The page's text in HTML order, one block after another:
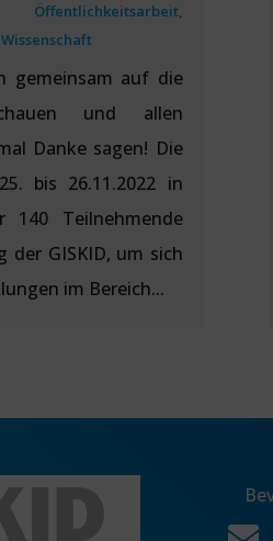
Öffentlichkeitsarbeit,
Wissenschaft
gemeinsam auf die
und allen
Danke sagen! Die
bis 26.11.2022 in
140 Teilnehmende
der GISKID, um sich
im Bereich...